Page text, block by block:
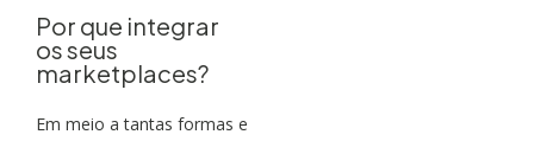
Por que integrar
os seus
marketplaces?
Em meio a tantas formas e